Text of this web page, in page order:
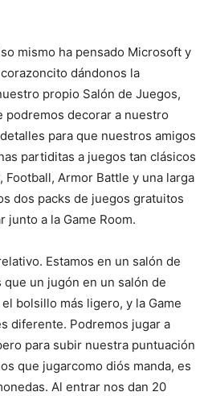
mismo ha pensado Microsoft y
dándonos la
propio Salón de Juegos,
podremos decorar a nuestro
para que nuestros amigos
partiditas a juegos tan clásicos
Armor Battle y una larga
dos packs de juegos gratuitos
junto a la Game Room.
Estamos en un salón de
un jugón en un salón de
bolsillo más ligero, y la Game
diferente. Podremos jugar a
para subir nuestra puntuación
que jugarcomo diós manda, es
Al entrar nos dan 20